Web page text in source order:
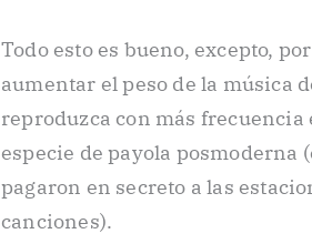
Todo esto es bueno, excepto,
aumentar el peso de la música
reproduzca con más
especie de payola posmoderna
pagaron en secreto a las
canciones).